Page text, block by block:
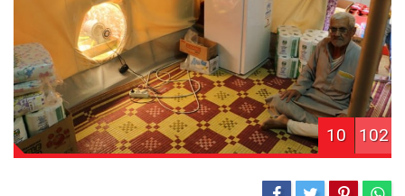
10 102